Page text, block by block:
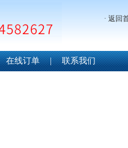
· 返回
在线订单 | 联系我们